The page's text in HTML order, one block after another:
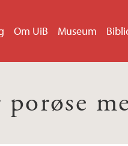
Om UiB Museum